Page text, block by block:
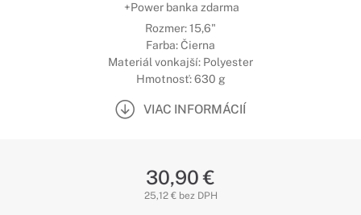
+Power banka zdarma
Rozmer: 15,6"
Farba: Čierna
Materiál vonkajší: Polyester
Hmotnosť: 630 g
VIAC INFORMÁCIÍ
30,90 €
25,12 € bez DPH